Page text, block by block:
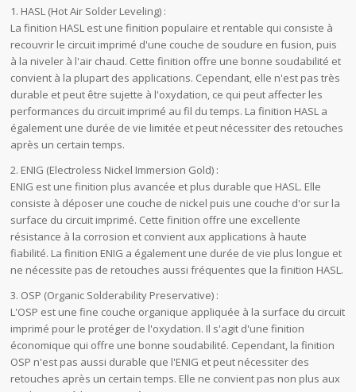
1. HASL (Hot Air Solder Leveling) :
La finition HASL est une finition populaire et rentable qui consiste à
recouvrir le circuit imprimé d'une couche de soudure en fusion, puis
à la niveler à l'air chaud. Cette finition offre une bonne soudabilité et
convient à la plupart des applications. Cependant, elle n'est pas très
durable et peut être sujette à l'oxydation, ce qui peut affecter les
performances du circuit imprimé au fil du temps. La finition HASL a
également une durée de vie limitée et peut nécessiter des retouches
après un certain temps.
2. ENIG (Electroless Nickel Immersion Gold) :
ENIG est une finition plus avancée et plus durable que HASL. Elle
consiste à déposer une couche de nickel puis une couche d'or sur la
surface du circuit imprimé. Cette finition offre une excellente
résistance à la corrosion et convient aux applications à haute
fiabilité. La finition ENIG a également une durée de vie plus longue et
ne nécessite pas de retouches aussi fréquentes que la finition HASL.
3. OSP (Organic Solderability Preservative) :
L'OSP est une fine couche organique appliquée à la surface du circuit
imprimé pour le protéger de l'oxydation. Il s'agit d'une finition
économique qui offre une bonne soudabilité. Cependant, la finition
OSP n'est pas aussi durable que l'ENIG et peut nécessiter des
retouches après un certain temps. Elle ne convient pas non plus aux